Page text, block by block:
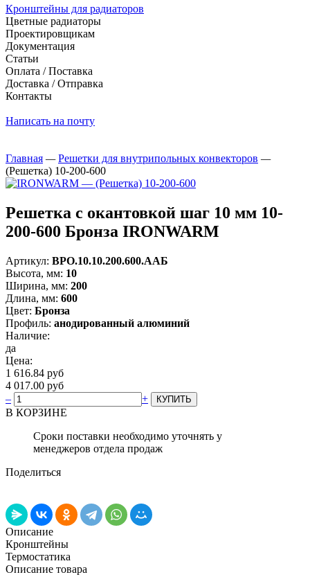
Кронштейны для радиаторов
Цветные радиаторы
Проектировщикам
Документация
Статьи
Оплата / Поставка
Доставка / Отправка
Контакты
Написать на почту
Главная — Решетки для внутрипольных конвекторов —
(Решетка) 10-200-600
Решетка с окантовкой шаг 10 мм 10-
200-600 Бронза IRONWARM
Артикул: ВРО.10.10.200.600.ААБ
Высота, мм: 10
Ширина, мм: 200
Длина, мм: 600
Цвет: Бронза
Профиль: анодированный алюминий
Наличие:
да
Цена:
1 616.84 руб
4 017.00 руб
–
+
В КОРЗИНЕ
Сроки поставки необходимо уточнять у
менеджеров отдела продаж
Поделиться
Описание
Кронштейны
Термостатика
Описание товара